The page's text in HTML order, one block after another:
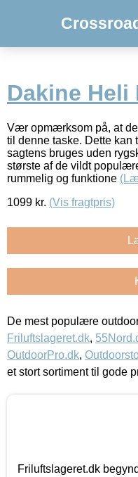
Dakine Heli
Vær opmærksom på, at
til denne taske. Dette kan
sagtens bruges uden
største af de vildt
rummelig og funktione
1099 kr. (Vis fragtpris)
De mest populære
Friluftslageret.dk,
OutdoorPro.dk,
et stort sortiment til gode
Friluftslageret.dk